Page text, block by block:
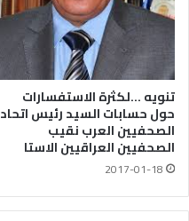
تنويه …لكثرة الاستفسارات
حول حسابات السيد رئيس اتحاد
الصحفيين العرب نقيب
الصحفيين العراقيين الاستا
2017-01-18